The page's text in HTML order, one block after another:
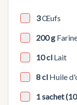
3Œufs
200 g
10 cl Lait
8 cl Huile
1 sachet